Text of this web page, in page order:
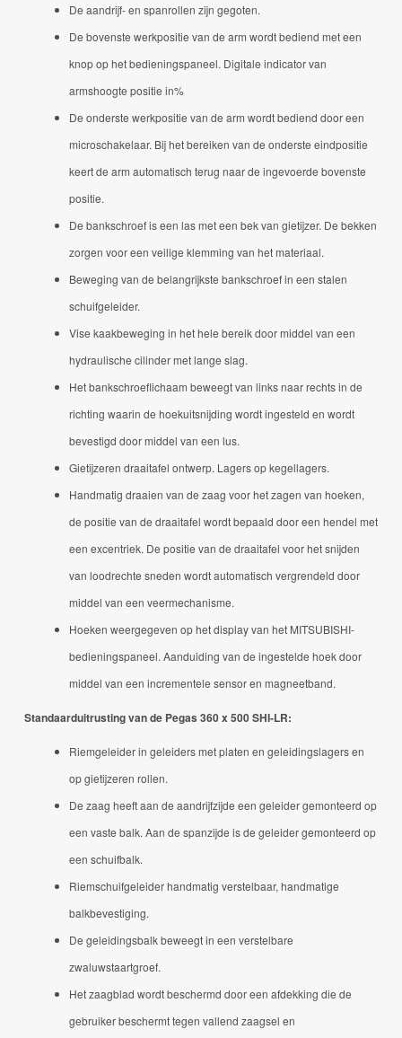
De aandrijf- en spanrollen zijn gegoten.
De bovenste werkpositie van de arm wordt bediend met een
knop op het bedieningspaneel. Digitale indicator van
armshoogte positie in%
De onderste werkpositie van de arm wordt bediend door een
microschakelaar. Bij het bereiken van de onderste eindpositie
keert de arm automatisch terug naar de ingevoerde bovenste
positie.
De bankschroef is een las met een bek van gietijzer. De bekken
zorgen voor een veilige klemming van het materiaal.
Beweging van de belangrijkste bankschroef in een stalen
schuifgeleider.
Vise kaakbeweging in het hele bereik door middel van een
hydraulische cilinder met lange slag.
Het bankschroeflichaam beweegt van links naar rechts in de
richting waarin de hoekuitsnijding wordt ingesteld en wordt
bevestigd door middel van een lus.
Gietijzeren draaitafel ontwerp. Lagers op kegellagers.
Handmatig draaien van de zaag voor het zagen van hoeken,
de positie van de draaitafel wordt bepaald door een hendel met
een excentriek. De positie van de draaitafel voor het snijden
van loodrechte sneden wordt automatisch vergrendeld door
middel van een veermechanisme.
Hoeken weergegeven op het display van het MITSUBISHI-
bedieningspaneel. Aanduiding van de ingestelde hoek door
middel van een incrementele sensor en magneetband.
Standaarduitrusting van de Pegas 360 x 500 SHI-LR:
Riemgeleider in geleiders met platen en geleidingslagers en
op gietijzeren rollen.
De zaag heeft aan de aandrijfzijde een geleider gemonteerd op
een vaste balk. Aan de spanzijde is de geleider gemonteerd op
een schuifbalk.
Riemschuifgeleider handmatig verstelbaar, handmatige
balkbevestiging.
De geleidingsbalk beweegt in een verstelbare
zwaluwstaartgroef.
Het zaagblad wordt beschermd door een afdekking die de
gebruiker beschermt tegen vallend zaagsel en